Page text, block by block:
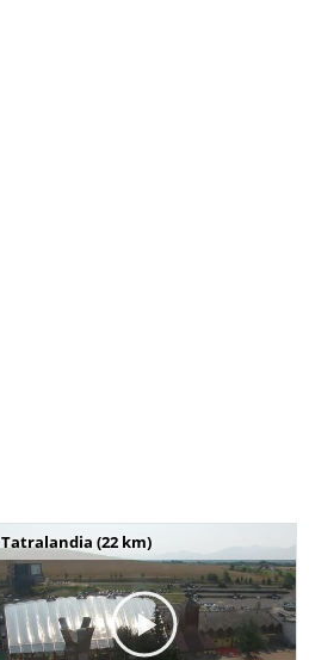
Tatralandia (22 km)